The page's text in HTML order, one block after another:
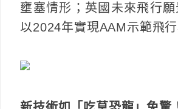
壅塞情形；英國未來飛行
以2024年實現AAM示範飛行